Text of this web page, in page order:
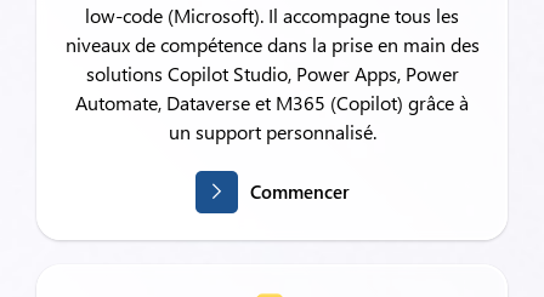
low-code (Microsoft). Il accompagne tous les
niveaux de compétence dans la prise en main des
solutions Copilot Studio, Power Apps, Power
Automate, Dataverse et M365 (Copilot) grâce à
un support personnalisé.
Commencer